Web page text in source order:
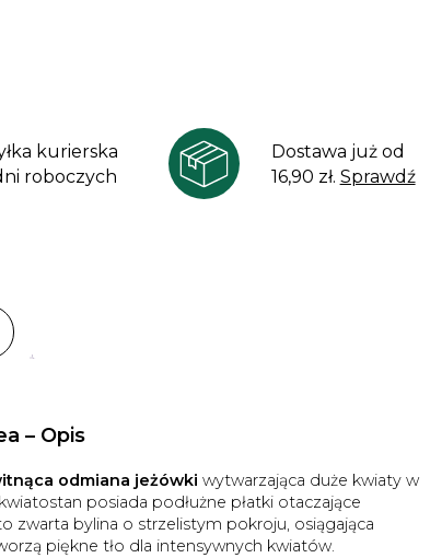
kurierska
roboczych
Dostawa już od
16,90 zł. Sprawdź
– Opis
odmiana jeżówki wytwarzająca duże kwiaty w
posiada podłużne płatki otaczające
bylina o strzelistym pokroju, osiągająca
piękne tło dla intensywnych kwiatów.